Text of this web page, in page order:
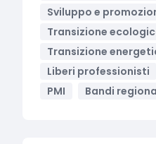
Sviluppo e
Transizione
Transizione
Liberi professionisti
PMI
Bandi